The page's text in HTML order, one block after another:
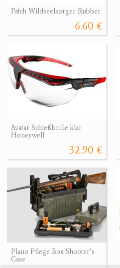
Patch Wildseelsorger Rubber
6.60 €
Avatar Schießbrille klar
Honeywell
32.90 €
Plano Pflege Box Shooter’s
Case